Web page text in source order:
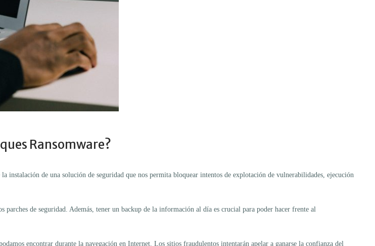
Ransomware?
instalación de una solución de seguridad que nos permita bloquear intentos de explotación de vulnerabilidades, ejecución
de seguridad. Además, tener un backup de la información al día es crucial para poder hacer frente al
encontrar durante la navegación en Internet. Los sitios fraudulentos intentarán apelar a ganarse la confianza del